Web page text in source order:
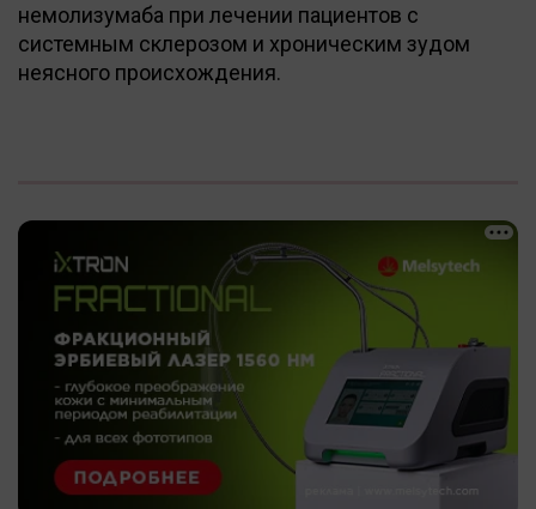
немолизумаба при лечении пациентов с
системным склерозом и хроническим зудом
неясного происхождения.